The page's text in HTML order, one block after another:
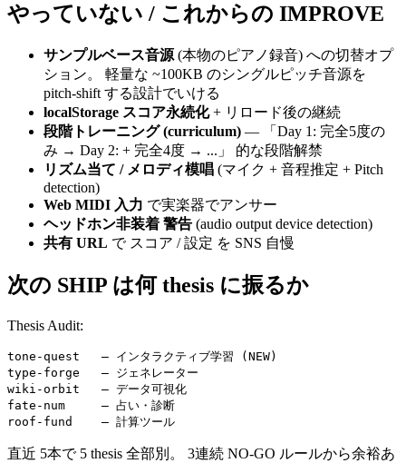
やっていない / これからの IMPROVE
サンプルベース音源 (本物のピアノ録音) への切替オプ
ション。 軽量な ~100KB のシングルピッチ音源を
pitch-shift する設計でいける
localStorage スコア永続化+ リロード後の継続
段階トレーニング (curriculum) — 「Day 1: 完全5度の
み → Day 2: + 完全4度 → ...」 的な段階解禁
リズム当て / メロディ模唱 (マイク + 音程推定 + Pitch
detection)
Web MIDI 入力 で実楽器でアンサー
ヘッドホン非装着 警告 (audio output device detection)
共有 URL で スコア / 設定 を SNS 自慢
次の SHIP は何 thesis に振るか
Thesis Audit:
tone-quest   — インタラクティブ学習 (NEW)
type-forge   — ジェネレーター
wiki-orbit   — データ可視化
fate-num     — 占い・診断
直近 5本で 5 thesis 全部別。 3連続 NO-GO ルールから余裕あ